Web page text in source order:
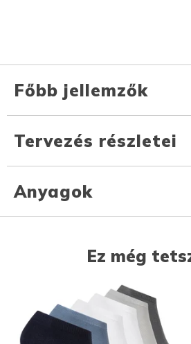
Főbb jellemzők
Tervezés részletei
Anyagok
Ez még